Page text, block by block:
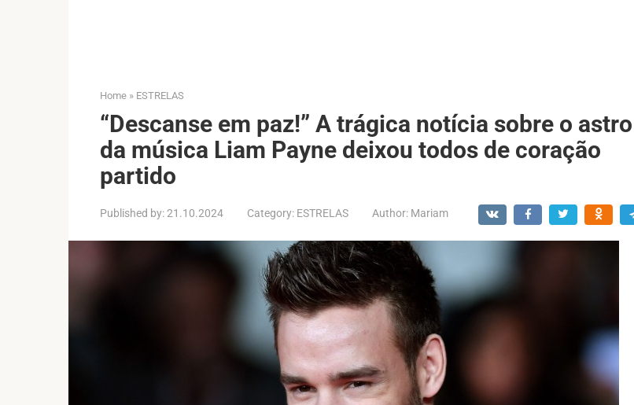
Home » ESTRELAS
“Descanse em paz!” A trágica notícia sobre o astro
da música Liam Payne deixou todos de coração
partido
Published by:21.10.2024 Category: ESTRELAS Author: Mariam